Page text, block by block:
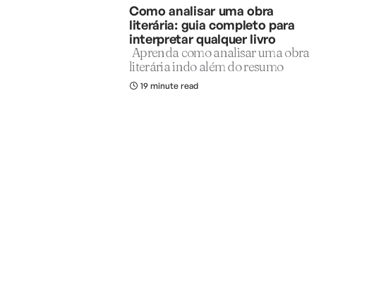
Como analisar uma obra
literária: guia completo para
interpretar qualquer livro
Aprenda como analisar uma obra
literária indo além do resumo
19 minute read